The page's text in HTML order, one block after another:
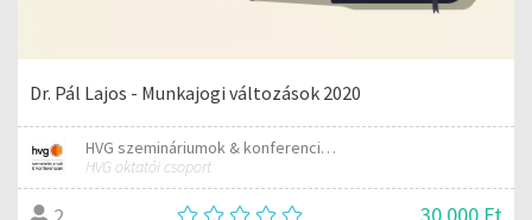
Dr. Pál Lajos - Munkajogi változások 2020
HVG szemináriumok & konferenciák
HVG oktatói csoport